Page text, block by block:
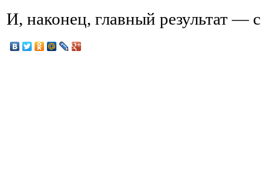
И, наконец, главный результат —